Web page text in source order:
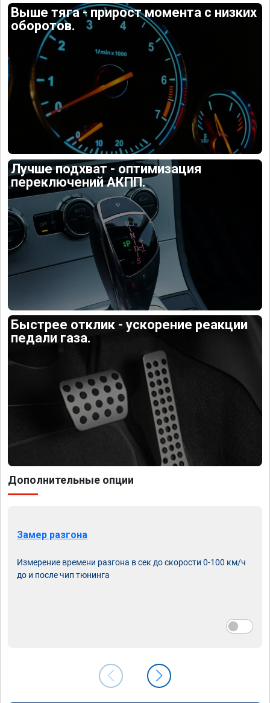
Выше тяга - прирост момента с низких
оборотов.
Лучше подхват - оптимизация
переключений АКПП.
Быстрее отклик - ускорение реакции
педали газа.
Дополнительные опции
Замер разгона
Измерение времени разгона в сек до скорости 0-100 км/ч
до и после чип тюнинга